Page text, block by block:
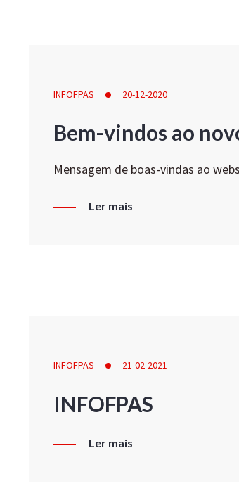
INFOFPAS 20-12-2020
Bem-vindos ao
Mensagem de boas-vindas ao
Ler mais
INFOFPAS 21-02-2021
INFOFPAS
Ler mais